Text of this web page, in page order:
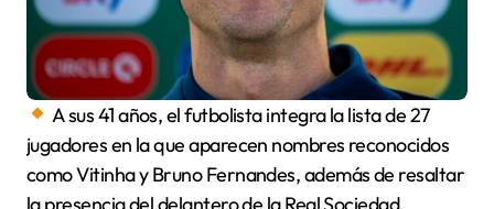
A sus 41 años, el futbolista integra la lista de 27
jugadores en la que aparecen nombres reconocidos
como Vitinha y Bruno Fernandes, además de resaltar
la presencia del delantero de la Real Sociedad,